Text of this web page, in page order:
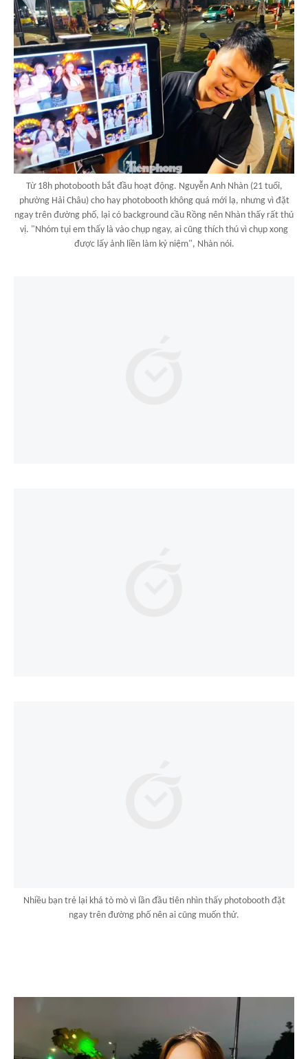
Từ 18h photobooth bắt đầu hoạt động. Nguyễn Anh Nhàn (21 tuổi,
phường Hải Châu) cho hay photobooth không quá mới lạ, nhưng vì đặt
ngay trên đường phố, lại có background cầu Rồng nên Nhàn thấy rất thú
vị. "Nhóm tụi em thấy là vào chụp ngay, ai cũng thích thú vì chụp xong
được lấy ảnh liền làm kỷ niệm", Nhàn nói.
Nhiều bạn trẻ lại khá tò mò vì lần đầu tiên nhìn thấy photobooth đặt
ngay trên đường phố nên ai cũng muốn thử.